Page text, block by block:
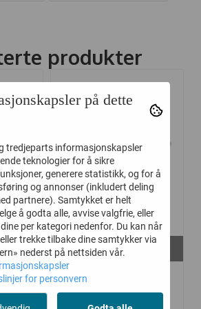
produkter
ULL
-50%
På lager i
120, 130, 140, 150
JOHA GENSER ULL
CREME
på dette
tredjeparts informasjonskapsler
teknologier for å sikre
generere statistikk, og for å
og annonser (inkludert deling
partnere). Samtykket er helt
å godta alle, avvise valgfrie, eller
per kategori nedenfor. Du kan når
trekke tilbake dine samtykker via
nederst på nettsiden vår.
for personvern